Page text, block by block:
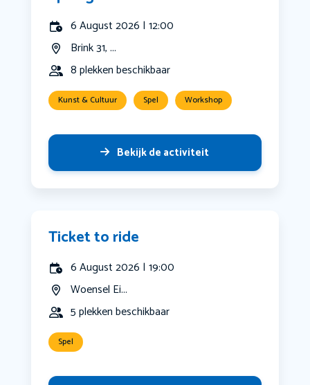
6 August 2026 | 12:00
Brink 31, ...
8 plekken beschikbaar
Kunst & Cultuur Spel Workshop
Bekijk de activiteit
Ticket to ride
6 August 2026 | 19:00
Woensel Ei...
5 plekken beschikbaar
Spel